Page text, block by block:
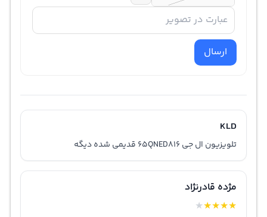
ارسال
KLD
تلویزیون ال جی 65QNED816 قدیمی شده دیگه
مژده قادرنژاد
★
★
★
★
★